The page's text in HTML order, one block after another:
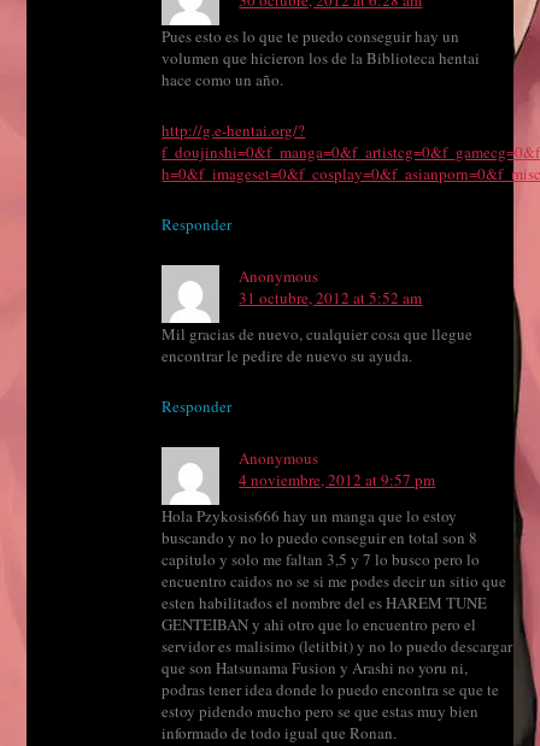
Pues esto es lo que te puedo conseguir hay un
volumen que hicieron los de la Biblioteca hentai
hace como un año.
http://g.e-hentai.org/?
Responder
Anonymous
31 octubre, 2012 at 5:52 am
Mil gracias de nuevo, cualquier cosa que llegue
encontrar le pedire de nuevo su ayuda.
Responder
Anonymous
4 noviembre, 2012 at 9:57 pm
Hola Pzykosis666 hay un manga que lo estoy
buscando y no lo puedo conseguir en total son 8
capitulo y solo me faltan 3,5 y 7 lo busco pero lo
encuentro caidos no se si me podes decir un sitio que
esten habilitados el nombre del es HAREM TUNE
GENTEIBAN y ahi otro que lo encuentro pero el
servidor es malisimo (letitbit) y no lo puedo descargar
que son Hatsunama Fusion y Arashi no yoru ni,
podras tener idea donde lo puedo encontra se que te
estoy pidendo mucho pero se que estas muy bien
informado de todo igual que Ronan.